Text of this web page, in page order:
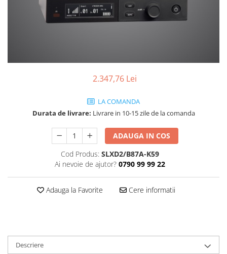
Accesorii Generale
Subwoofere Active
Cabluri si conectori
Accesorii pt. Cabluri
Adaptoare Audio
Cabluri Audio cu Conectori
Cabluri la metru
Casti cu fir
Moving head-uri – Spot
Proiectoare Lumini
2.347,76 Lei
LA COMANDA
Durata de livrare: Livrare in 10-15 zile de la comanda
ADAUGA IN COS
Cod Produs: SLXD2/B87A-K59
Ai nevoie de ajutor? 0790 99 99 22
Adauga la Favorite Cere informatii
Descriere